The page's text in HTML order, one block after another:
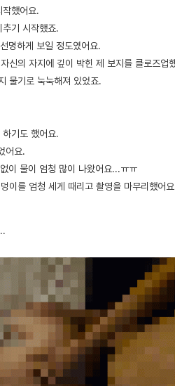
했어요.
기 시작했죠.
명하게 보일 정도였어요.
신의 자지에 깊이 박힌 제 보지를 클로즈업
물기로 눅눅해져 있었죠.
기도 했어요.
어요.
이 물이 엄청 많이 나왔어요...ㅠㅠ
이를 엄청 세게 때리고 촬영을 마무리했어